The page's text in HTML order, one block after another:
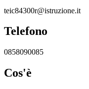
teic84300r@istruzione.it
Telefono
0858090085
Cos'è